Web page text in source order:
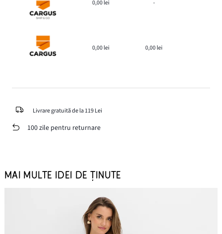
0,00 lei -
0,00 lei 0,00 lei
Livrare gratuită de la 119 Lei
100 zile pentru returnare
MAI MULTE IDEI DE ȚINUTE